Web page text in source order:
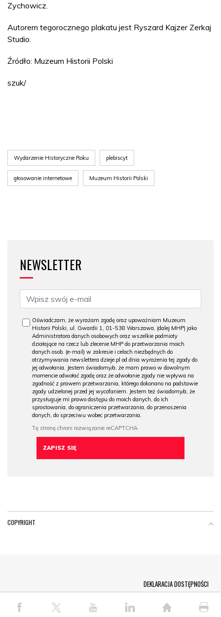
Zychowicz.
Autorem tegorocznego plakatu jest Ryszard Kajzer Zerkaj
Studio.
Źródło: Muzeum Historii Polski
szuk/
Wydarzenie Historyczne Roku plebiscyt
głosowanie internetowe Muzeum Historii Polski
NEWSLETTER
Oświadczam, że wyrażam zgodę oraz upoważniam Muzeum
Historii Polski, ul. Gwardii 1, 01-538 Warszawa, (dalej MHP) jako
Administratora danych osobowych oraz wszelkie podmioty
działające na rzecz lub zlecenie MHP do przetwarzania moich
danych osob. (e-mail) w zakresie i celach niezbędnych do
otrzymywania newslettera dzieje.pl od dnia wyrażenia tej zgody do
jej odwołania. Jestem świadomy/a, że mam prawo w dowolnym
momencie odwołać zgodę oraz że odwołanie zgody nie wpływa na
zgodność z prawem przetwarzania, którego dokonano na podstawie
zgody udzielonej przed jej wycofaniem. Jestem też świadomy/a, że
przysługuje mi prawo dostępu do moich danych, do ich
sprostowania, do ograniczenia przetwarzania, do przenoszenia
danych, do sprzeciwu wobec przetwarzania.
COPYRIGHT
© COPYRIGHT PAP 2026
DEKLARACJA DOSTĘPNOŚCI